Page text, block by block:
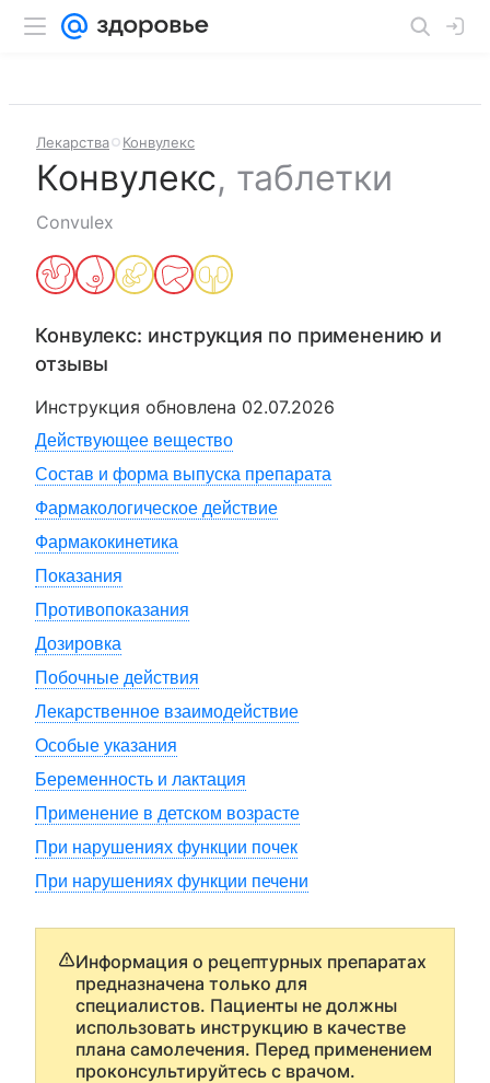
Лекарства Конвулекс
Конвулекс, таблетки
Convulex
Конвулекс: инструкция по применению и
отзывы
Инструкция обновлена 02.07.2026
Действующее вещество
Состав и форма выпуска препарата
Фармакологическое действие
Фармакокинетика
Показания
Противопоказания
Дозировка
Побочные действия
Лекарственное взаимодействие
Особые указания
Беременность и лактация
Применение в детском возрасте
При нарушениях функции почек
При нарушениях функции печени
Информация о рецептурных препаратах
предназначена только для
специалистов. Пациенты не должны
использовать инструкцию в качестве
плана самолечения. Перед применением
проконсультируйтесь с врачом.